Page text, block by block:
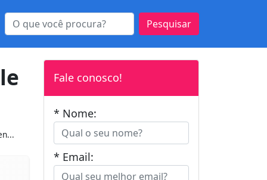
Pesquisar
Fale conosco!
* Nome:
* Email: